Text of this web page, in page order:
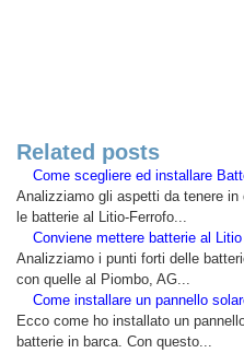
Related posts
Come scegliere ed installare
Analizziamo gli aspetti da tenere
le batterie al Litio-Ferrofo...
Conviene mettere batterie al
Analizziamo i punti forti delle
con quelle al Piombo, AG...
Come installare un pannello
Ecco come ho installato un
batterie in barca. Con questo...